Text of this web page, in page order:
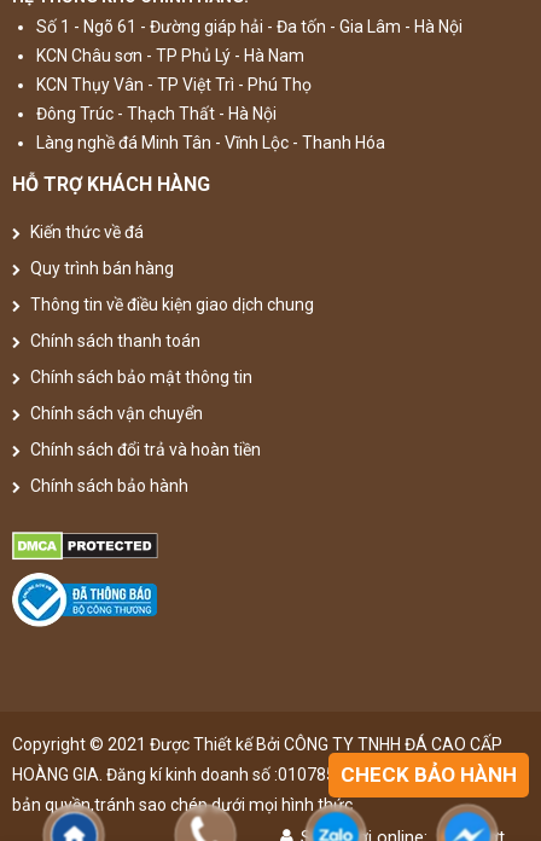
Số 1 - Ngõ 61 - Đường giáp hải - Đa tốn - Gia Lâm - Hà Nội
KCN Châu sơn - TP Phủ Lý - Hà Nam
KCN Thụy Vân - TP Việt Trì - Phú Thọ
Đông Trúc - Thạch Thất - Hà Nội
Làng nghề đá Minh Tân - Vĩnh Lộc - Thanh Hóa
HỖ TRỢ KHÁCH HÀNG
Kiến thức về đá
Quy trình bán hàng
Thông tin về điều kiện giao dịch chung
Chính sách thanh toán
Chính sách bảo mật thông tin
Chính sách vận chuyển
Chính sách đổi trả và hoàn tiền
Chính sách bảo hành
Copyright © 2021 Được Thiết kế Bởi CÔNG TY TNHH ĐÁ CAO CẤP
HOÀNG GIA. Đăng kí kinh doanh số :0107851148 ,đã được đăng kí
bản quyền,tránh sao chép dưới mọi hình thức
CHECK BẢO HÀNH